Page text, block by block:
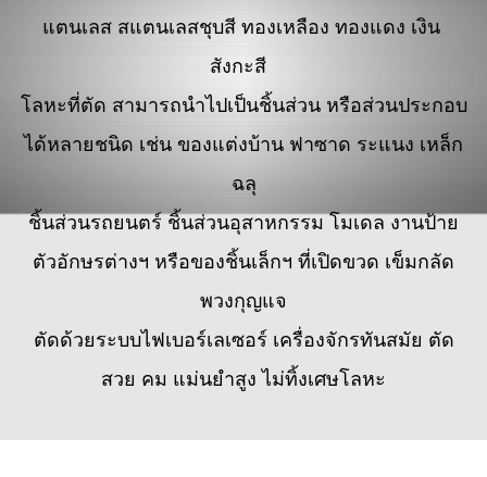
แตนเลส สแตนเลสชุบสี ทองเหลือง ทองแดง เงิน
สังกะสี
โลหะที่ตัด สามารถนำไปเป็นชิ้นส่วน หรือส่วนประกอบ
ได้หลายชนิด เช่น ของแต่งบ้าน ฟาซาด ระแนง เหล็ก
ฉลุ
ชิ้นส่วนรถยนตร์ ชิ้นส่วนอุสาหกรรม โมเดล งานป้าย
ตัวอักษรต่างฯ หรือของชิ้นเล็กฯ ที่เปิดขวด เข็มกลัด
พวงกุญแจ
ตัดด้วยระบบไฟเบอร์เลเซอร์ เครื่องจักรทันสมัย ตัด
สวย คม แม่นยำสูง ไม่ทิ้งเศษโลหะ